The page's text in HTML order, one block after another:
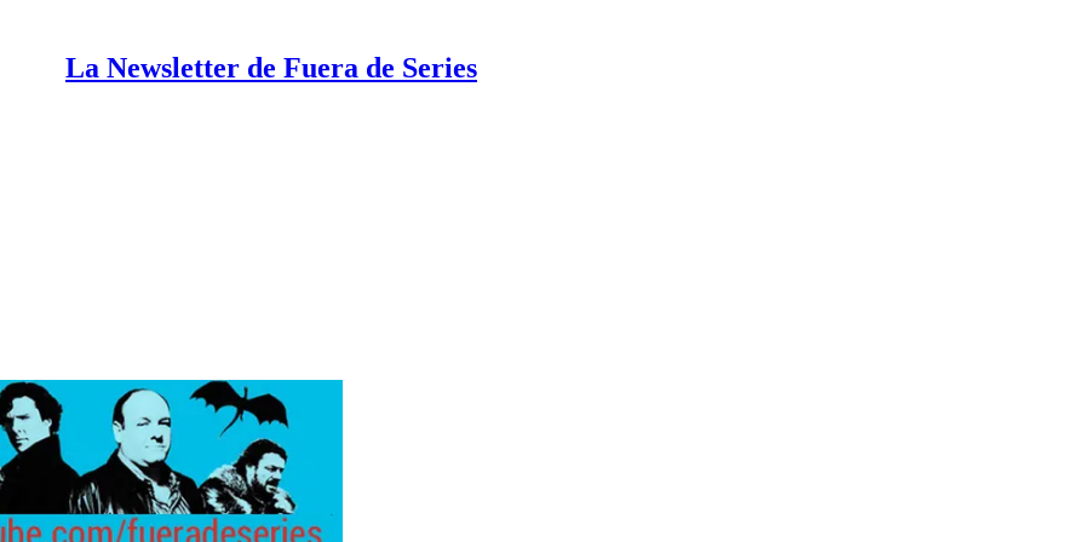
La Newsletter de Fuera de Series